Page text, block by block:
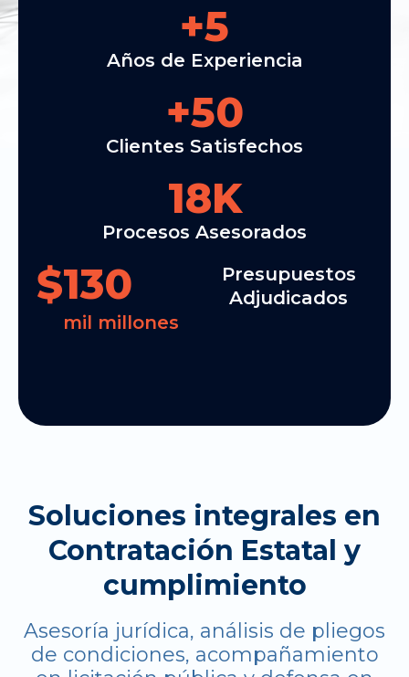
+5
Años de Experiencia
+50
Clientes Satisfechos
18K
Procesos Asesorados
$130
mil millones
Presupuestos
Adjudicados
Soluciones integrales en
Contratación Estatal y
cumplimiento
Asesoría jurídica, análisis de pliegos
de condiciones, acompañamiento